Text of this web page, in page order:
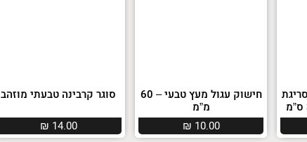
חישוק עגול מעץ טבעי – 60
מ”מ
₪ 10.00
סוגר קרבינה טבעתי מוזהב
₪ 14.00